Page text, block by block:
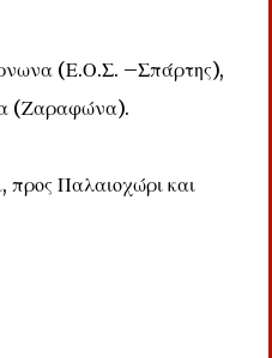
(Ε.Ο.Σ. –Σπάρτης),
(Ζαραφώνα).
Παλαιοχώρι και